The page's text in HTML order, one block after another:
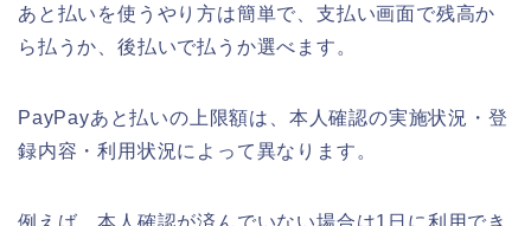
あと払いを使うやり方は簡単で、支払い画面で残高か
ら払うか、後払いで払うか選べます。
PayPayあと払いの上限額は、本人確認の実施状況・登
録内容・利用状況によって異なります。
例えば、本人確認が済んでいない場合は1日に利用でき